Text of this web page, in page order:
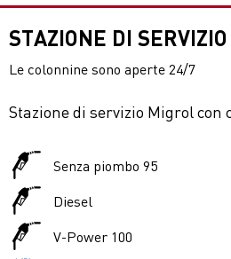
STAZIONE DI SERVIZIO
Le colonnine sono aperte 24/7
Stazione di servizio Migrol
Senza piombo 95
Diesel
V-Power 100